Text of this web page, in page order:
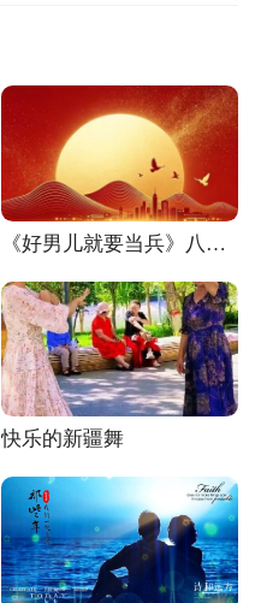
《好男儿就要当兵》八一建军节祝安康向保家卫国的军人们致敬/太阳制作的话题
快乐的新疆舞